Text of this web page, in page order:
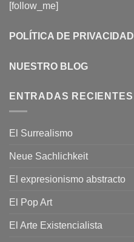
[follow_me]
POLÍTICA DE PRIVACIDAD
NUESTRO BLOG
ENTRADAS RECIENTES
El Surrealismo
Neue Sachlichkeit
El expresionismo abstracto
El Pop Art
El Arte Existencialista